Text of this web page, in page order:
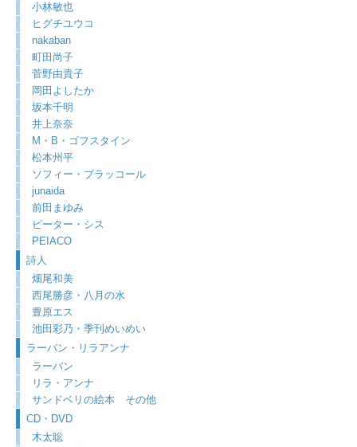
小林敏也
ヒグチユウコ
nakaban
町田尚子
菅野由貴子
岡田よしたか
坂本千明
井上奈奈
M・B・ゴフスタイン
松本州平
ソフィー・ブラッコール
junaida
前田まゆみ
ピーター・シス
PEIACO
詩人
畑尾和美
西尾勝彦・八月の水
豊原エス
池田彩乃・季刊めいめい
ラーバン・リラアンナ
ラーバン
リラ・アンナ
サンドベリの絵本 その他
CD・DVD
木太聡